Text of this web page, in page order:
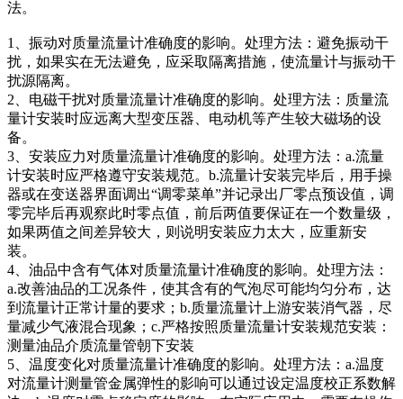
法。
1、振动对质量流量计准确度的影响。处理方法：避免振动干
扰，如果实在无法避免，应采取隔离措施，使流量计与振动干
扰源隔离。
2、电磁干扰对质量流量计准确度的影响。处理方法：质量流
量计安装时应远离大型变压器、电动机等产生较大磁场的设
备。
3、安装应力对质量流量计准确度的影响。处理方法：a.流量
计安装时应严格遵守安装规范。b.流量计安装完毕后，用手操
器或在变送器界面调出“调零菜单”并记录出厂零点预设值，调
零完毕后再观察此时零点值，前后两值要保证在一个数量级，
如果两值之间差异较大，则说明安装应力太大，应重新安
装。
4、油品中含有气体对质量流量计准确度的影响。处理方法：
a.改善油品的工况条件，使其含有的气泡尽可能均匀分布，达
到流量计正常计量的要求；b.质量流量计上游安装消气器，尽
量减少气液混合现象；c.严格按照质量流量计安装规范安装：
测量油品介质流量管朝下安装
5、温度变化对质量流量计准确度的影响。处理方法：a.温度
对流量计测量管金属弹性的影响可以通过设定温度校正系数解